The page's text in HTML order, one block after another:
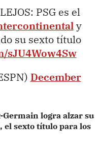
PSG es el
y
su sexto título
sJU4Wow4Sw
December
logra alzar su
sexto título para los